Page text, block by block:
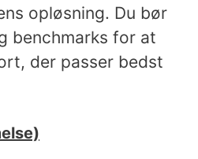
opløsning. Du bør
benchmarks for at
der passer bedst